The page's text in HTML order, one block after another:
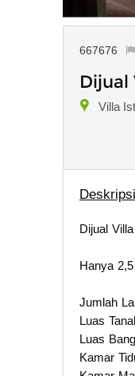
667676
Dijual
Villa
Dijual
Hanya
Jumlah
Luas
Luas
Kamar